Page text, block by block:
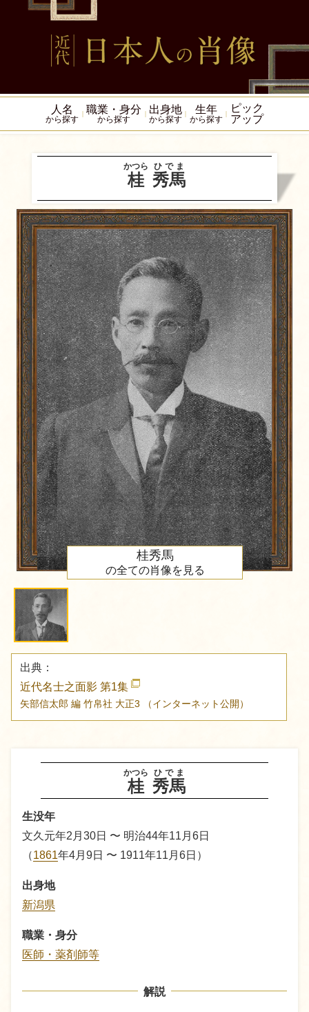
人名
から探す
職業・身分
から探す
出身地
から探す
生年
から探す
ピック
アップ
桂
かつら
秀馬
ひでま
生没年
文久元年2月30日 〜 明治44年11月6日
（1861年4月9日 〜 1911年11月6日）
出身地
新潟県
職業・身分
医師・薬剤師等
解説
桂
かつら
秀馬
ひでま
桂秀馬
の全ての肖像を見る
出典：
近代名士之面影 第1集
矢部信太郎 編 竹帛社 大正3 （インターネット公開）